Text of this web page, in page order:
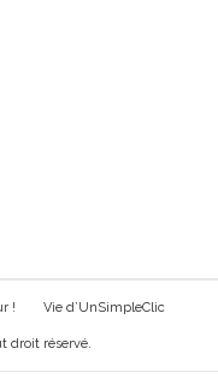
! Vie d’UnSimpleClic
droit réservé.